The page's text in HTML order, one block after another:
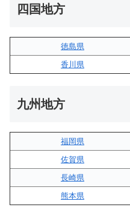
四国地方
徳島県
香川県
九州地方
福岡県
佐賀県
長崎県
熊本県